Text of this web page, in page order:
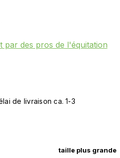
par des pros de l'équitation
de livraison ca. 1-3
taille plus grande